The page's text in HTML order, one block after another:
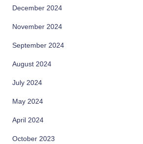
December 2024
November 2024
September 2024
August 2024
July 2024
May 2024
April 2024
October 2023